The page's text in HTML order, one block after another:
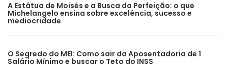
A Estátua de Moisés e a Busca da Perfeição: o que
Michelangelo ensina sobre excelência, sucesso e
mediocridade
O Segredo do MEI: Como sair da Aposentadoria de 1
Salário Mínimo e buscar o Teto do INSS